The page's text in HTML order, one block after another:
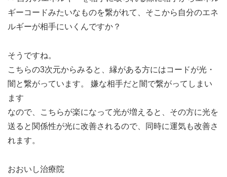
ギーコードみたいなものを繋がれて、そこから自分のエネ
ルギーが相手にいくんですか？
そうですね。
こちらの3次元からみると、縁がある方にはコードが光・
闇と繋がっています。 嫌な相手だと闇で繋がってしまい
ます
なので、こちらが楽になって光が増えると、その方に光を
送ると関係性が光に改善されるので、同時に運気も改善さ
れます。
おおいし治療院